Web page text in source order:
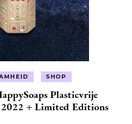
SHOP
Plasticvrije
+ Limited Editions